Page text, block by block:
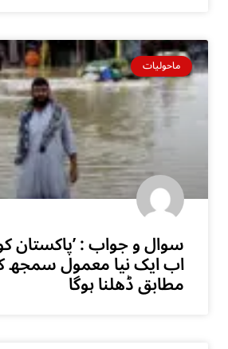
ماحولیات
سوال و جواب : ’پاکستان
اب ایک نیا معمول سمجھ
مطابق ڈھلنا ہوگا